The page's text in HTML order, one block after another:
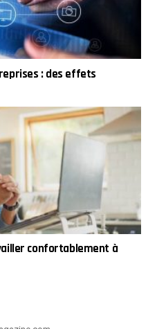
: des effets
confortablement à